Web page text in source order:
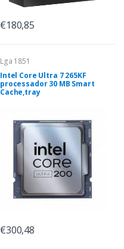
€180,85
Lga 1851
Intel Core Ultra 7 265KF
processador 30 MB Smart
Cache,tray
€300,48